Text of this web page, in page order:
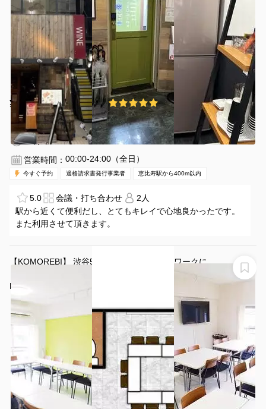
¥880 〜 ¥1100 /時間 5.0
恵比寿駅 徒歩1分東京都渋谷区恵比寿1丁目10番6号
1〜4名
30分〜
営業時間： 00:00-24:00（全日）
今すぐ予約 適格請求書発行事業者 恵比寿駅から400m以内
5.0 会議・打ち合わせ
2人
駅から近くて便利だし、とてもキレイで心地良かったです。
また利用させて頂きます。
【KOMOREBI】 渋谷5分 設備全て無料 テレワークに